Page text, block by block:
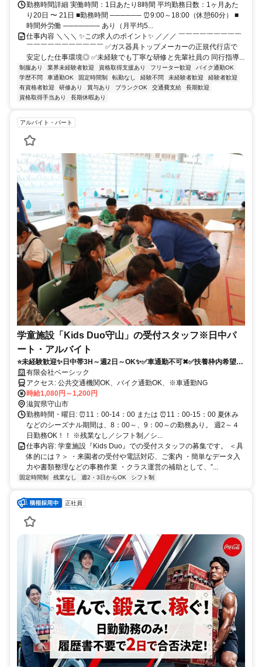
勤務時間詳細 実働時間：1日あたり8時間 平均勤務日数：1ヶ月あた
り20日 〜 21日 ■勤務時間 ────── ⏰9:00～18:00（休憩60分） ■
時間外労働 ─────── あり（月平均5...
仕事内容 ＼＼＼ ✨この求人のポイント✨ ／／／ ￣￣￣￣￣￣￣￣￣
￣￣￣￣￣￣￣￣￣￣￣ ✅ガス器具トップメーカーの正規代行店で
安定した仕事環境◎ ✅未経験でも丁寧な研修と先輩社員の 同行指導...
制服あり 業界未経験者歓迎 資格取得支援あり フリーター歓迎
バイク通勤OK
学歴不問
車通勤OK 固定時間制 転勤なし 経験不問 未経験者歓迎
経験者歓迎
有資格者歓迎
研修あり 賞与あり ブランクOK 交通費支給
長期歓迎
資格取得手当あり
長期休暇あり
アルバイト・パート
学童施設「Kids Duo守山」の受付スタッフ※日中パ
ート・アルバイト
⭐未経験歓迎✨日中帯3H～週2日～OK✨✅車通勤不可✖✅扶養枠内希望歓
迎！有限会社ベーシック
アクセス: 公共交通機関OK、バイク通勤OK、※車通勤NG
時給1,080円～1,200円
滋賀県守山市
勤務時間・曜日: ⏰11：00-14：00 または ⏰11：00-15：00 夏休み
などのシーズナル期間は、8：00～、9：00～の勤務あり。 週2～４
日勤務OK！！ ※残業なし／シフト制／シ...
仕事内容: 学童施設『Kids Duo』での受付スタッフの募集です。 ＜具
体的には？＞ ・来園者の受付や電話対応、ご案内 ・簡単なデータ入
力や書類整理などの事務作業 ・クラス運営の補助として、”...
固定時間制 残業なし 週2・3日からOK シフト制
正社員